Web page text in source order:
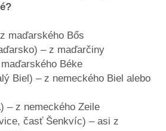
maďarského Bős
– z maďarčiny
Béke
Biel) – z nemeckého Biel alebo
– z nemeckého Zeile
časť Šenkvíc) – asi z